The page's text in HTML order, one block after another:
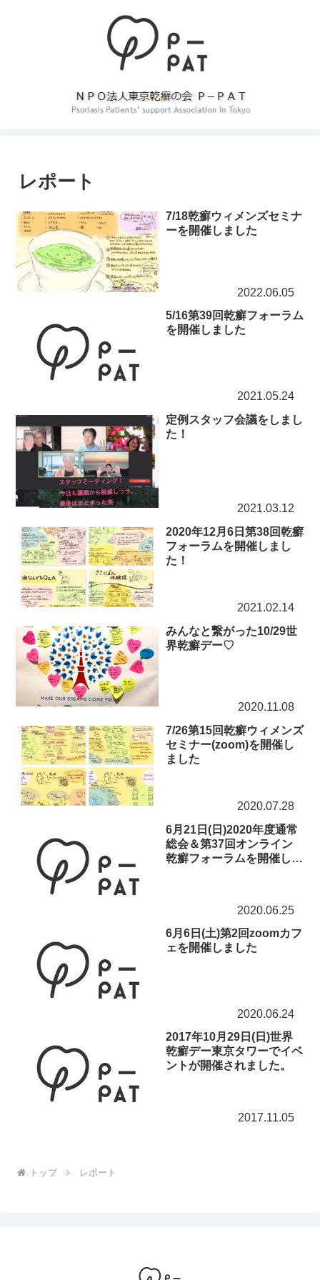
レポート
7/18乾癬ウィメンズセミナ
ーを開催しました
2022.06.05
5/16第39回乾癬フォーラム
を開催しました
2021.05.24
定例スタッフ会議をしまし
た！
2021.03.12
2020年12月6日第38回乾癬
フォーラムを開催しまし
た！
2021.02.14
みんなと繋がった10/29世
界乾癬デー♡
2020.11.08
7/26第15回乾癬ウィメンズ
セミナー(zoom)を開催し
ました
2020.07.28
6月21日(日)2020年度通常
総会＆第37回オンライン
乾癬フォーラムを開催しま
2020.06.25
6月6日(土)第2回zoomカフ
ェを開催しました
2020.06.24
2017年10月29日(日)世界
乾癬デー東京タワーでイベ
ントが開催されました。
2017.11.05
トップ レポート